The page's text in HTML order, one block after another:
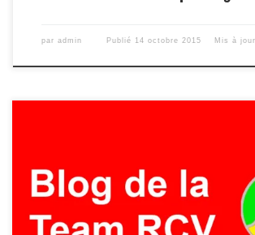
par admin Publié 14 octobre 2015 Mis à jour